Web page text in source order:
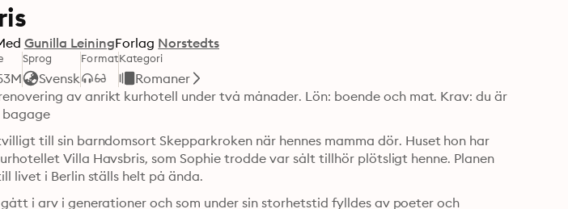
Gunilla LeiningForlag Norstedts
Sprog
Svensk
FormatKategori
Romaner
av anrikt kurhotell under två månader. Lön: boende och mat. Krav: du är
till sin barndomsort Skepparkroken när hennes mamma dör. Huset hon har
Villa Havsbris, som Sophie trodde var sålt tillhör plötsligt henne. Planen
livet i Berlin ställs helt på ända.
i arv i generationer och som under sin storhetstid fylldes av poeter och